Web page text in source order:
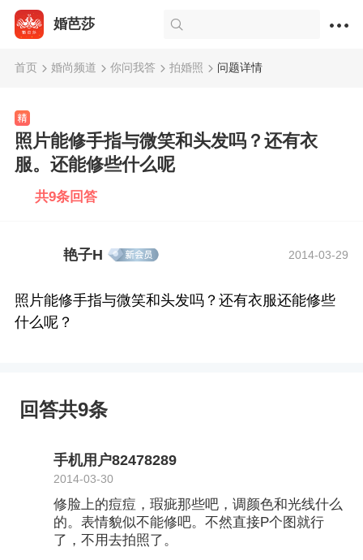
婚芭莎
首页 婚尚频道 你问我答 拍婚照 问题详情
照片能修手指与微笑和头发吗？还有衣
服。还能修些什么呢
共9条回答
艳子H 2014-03-29
照片能修手指与微笑和头发吗？还有衣服还能修些
什么呢？
回答共9条
手机用户82478289
2014-03-30
修脸上的痘痘，瑕疵那些吧，调颜色和光线什么
的。表情貌似不能修吧。不然直接P个图就行
了，不用去拍照了。